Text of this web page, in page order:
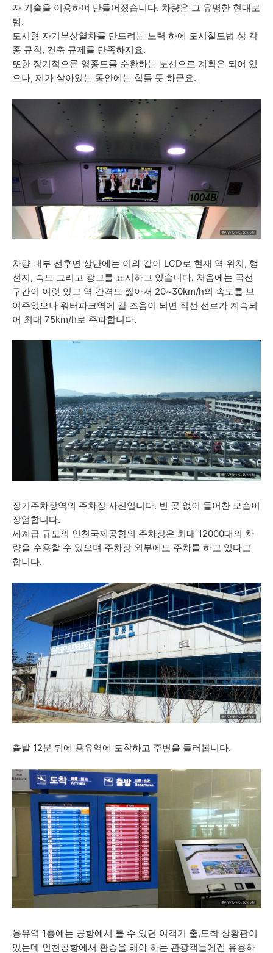
자 기술을 이용하여 만들어졌습니다. 차량은 그 유명한 현대로
템.
도시형 자기부상열차를 만드려는 노력 하에 도시철도법 상 각
종 규칙, 건축 규제를 만족하지요.
또한 장기적으론 영종도를 순환하는 노선으로 계획은 되어 있
으나, 제가 살아있는 동안에는 힘들 듯 하군요.
차량 내부 전후면 상단에는 이와 같이 LCD로 현재 역 위치, 행
선지, 속도 그리고 광고를 표시하고 있습니다. 처음에는 곡선
구간이 여럿 있고 역 간격도 짧아서 20~30km/h의 속도를 보
여주었으나 워터파크역에 갈 즈음이 되면 직선 선로가 계속되
어 최대 75km/h로 주파합니다.
장기주차장역의 주차장 사진입니다. 빈 곳 없이 들어찬 모습이
장엄합니다.
세계급 규모의 인천국제공항의 주차장은 최대 12000대의 차
량을 수용할 수 있으며 주차장 외부에도 주차를 하고 있다고
합니다.
출발 12분 뒤에 용유역에 도착하고 주변을 둘러봅니다.
용유역 1층에는 공항에서 볼 수 있던 여객기 출,도착 상황판이
있는데 인천공항에서 환승을 해야 하는 관광객들에겐 유용하